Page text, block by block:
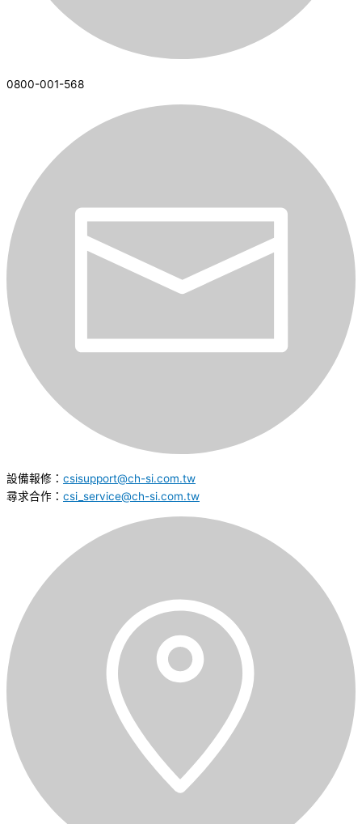
0800-001-568
設備報修： csisupport@ch-si.com.tw
尋求合作： csi_service@ch-si.com.tw